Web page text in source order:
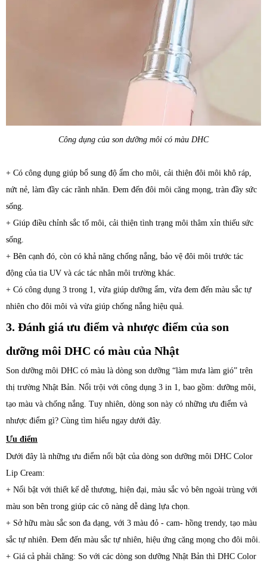
Công dụng của son dưỡng môi có màu DHC
+ Có công dụng giúp bổ sung độ ẩm cho môi, cải thiện đôi môi khô ráp,
nứt nẻ, làm đầy các rãnh nhăn. Đem đến đôi môi căng mọng, tràn đầy sức
sống.
+ Giúp điều chỉnh sắc tố môi, cải thiện tình trạng môi thâm xỉn thiếu sức
sống.
+ Bên cạnh đó, còn có khả năng chống nắng, bảo vệ đôi môi trước tác
động của tia UV và các tác nhân môi trường khác.
+ Có công dụng 3 trong 1, vừa giúp dưỡng ẩm, vừa đem đến màu sắc tự
nhiên cho đôi môi và vừa giúp chống nắng hiệu quả.
3. Đánh giá ưu điểm và nhược điểm của son
dưỡng môi DHC có màu của Nhật
Son dưỡng môi DHC có màu là dòng son dưỡng “làm mưa làm gió” trên
thị trường Nhật Bản. Nổi trội với công dụng 3 in 1, bao gồm: dưỡng môi,
tạo màu và chống nắng. Tuy nhiên, dòng son này có những ưu điểm và
nhược điểm gì? Cùng tìm hiểu ngay dưới đây.
Ưu điểm
Dưới đây là những ưu điểm nổi bật của dòng son dưỡng môi DHC Color
Lip Cream:
+ Nổi bật với thiết kế dễ thương, hiện đại, màu sắc vỏ bên ngoài trùng với
màu son bên trong giúp các cô nàng dễ dàng lựa chọn.
+ Sở hữu màu sắc son đa dạng, với 3 màu đỏ - cam- hồng trendy, tạo màu
sắc tự nhiên. Đem đến màu sắc tự nhiên, hiệu ứng căng mọng cho đôi môi.
+ Giá cả phải chăng: So với các dòng son dưỡng Nhật Bản thì DHC Color